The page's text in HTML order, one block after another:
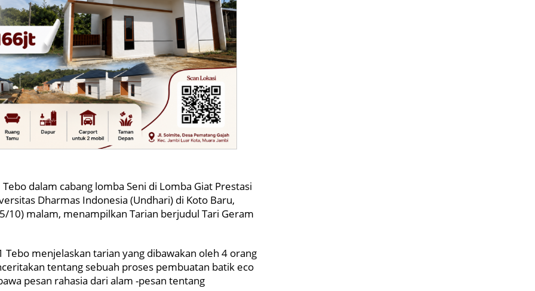
dalam cabang lomba Seni di Lomba Giat Prestasi
Dharmas Indonesia (Undhari) di Koto Baru,
10) malam, menampilkan Tarian berjudul Tari Geram
menjelaskan tarian yang dibawakan oleh 4 orang
tentang sebuah proses pembuatan batik eco
pesan rahasia dari alam -pesan tentang